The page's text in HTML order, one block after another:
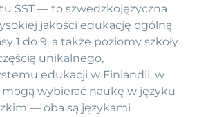
SST — to szwedzkojęzyczna
jakości edukację ogólną
1 do 9, a także poziomy szkoły
unikalnego,
edukacji w Finlandii, w
wybierać naukę w języku
— oba są językami